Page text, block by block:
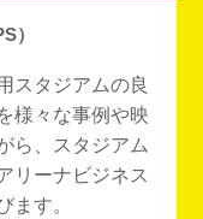
）
スタジアムの良
様々な事例や映
ら、スタジアム
リーナビジネス
ます。